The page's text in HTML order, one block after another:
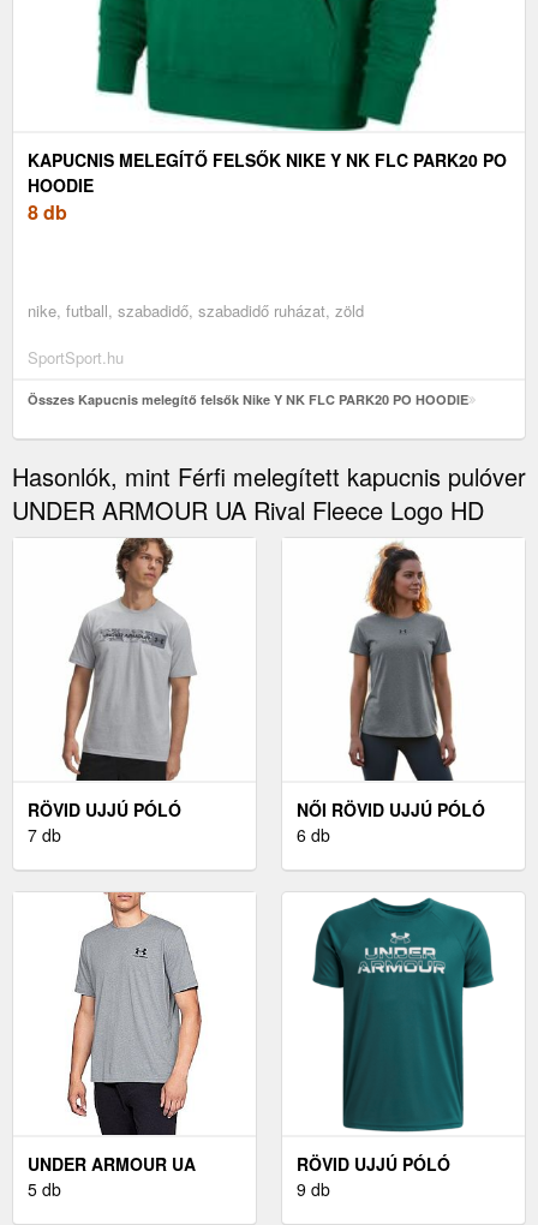
KAPUCNIS MELEGÍTŐ FELSŐK NIKE Y NK FLC PARK20 PO
HOODIE
8 db
nike, futball, szabadidő, szabadidő ruházat, zöld
SportSport.hu
Összes Kapucnis melegítő felsők Nike Y NK FLC PARK20 PO HOODIE
Hasonlók, mint Férfi melegített kapucnis pulóver
UNDER ARMOUR UA Rival Fleece Logo HD
RÖVID UJJÚ PÓLÓ
UNDER ARMOUR UA
7 db
NŐI RÖVID UJJÚ PÓLÓ
UNDER ARMOUR UA
6 db
UNDER ARMOUR UA
SPORTSTYLE SS RÖVID
5 db
RÖVID UJJÚ PÓLÓ
UNDER ARMOUR UNDER
9 db